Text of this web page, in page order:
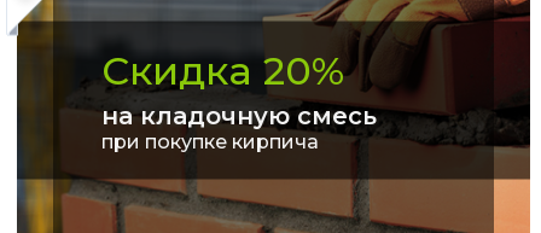
Скидка 20%
на кладочную смесь
при покупке кирпича